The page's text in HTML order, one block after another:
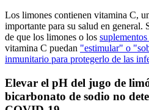
Los limones contienen vitamina C,
importante para su salud en general.
de que los limones o los
vitamina C puedan "estimular" o
inmunitario para protegerlo de las
Elevar el pH del jugo de
bicarbonato de sodio no